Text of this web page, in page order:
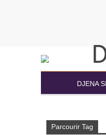
DJENA
Parcourir Tag